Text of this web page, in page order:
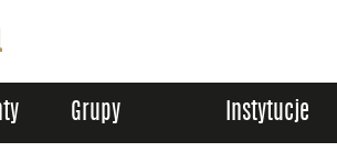
Grupy Instytucje